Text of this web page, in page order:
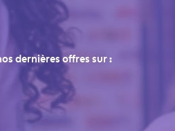
dernières offres sur :